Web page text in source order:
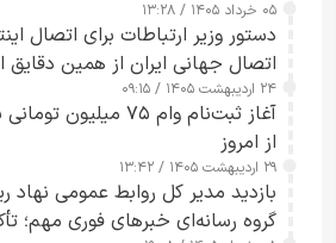
۰۵ خرداد ۱۴۰۵ / ۱۳:۲۸
دستور وزیر ارتباطات برای اتصال
اتصال جهانی ایران از همین
کامل مردم تا ۲۴ ساعت آینده
۲۴ اردیبهشت ۱۴۰۵ / ۰۹:۱۵
آغاز ثبت‌نام وام ۷۵
از امروز
۲۹ اردیبهشت ۱۴۰۵ / ۱۳:۴۲
بازدید مدیر کل روابط عمومی نهاد
گروه رسانه‌ای خبرهای فوری مهم؛